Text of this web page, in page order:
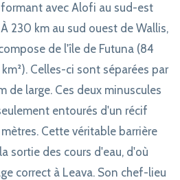
avec Alofi au sud-est
230 km au sud ouest de Wallis,
de l'île de Futuna (84
Celles-ci sont séparées par
de large. Ces deux minuscules
entourés d'un récif
Cette véritable barrière
sortie des cours d'eau, d'où
correct à Leava. Son chef-lieu